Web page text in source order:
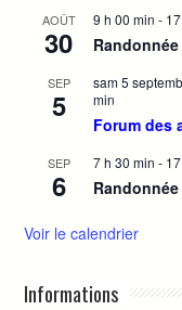
AOÛT
30
9 h 00 min -
SEP
5
sam 5
min
Forum des
SEP
6
7 h 30 min -
Voir le calendrier
Informations